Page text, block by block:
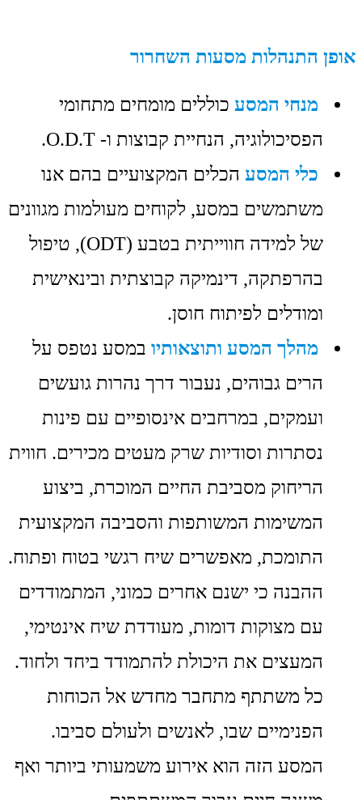
אופן התנהלות מסעות השחרור
מנחי המסע כוללים מומחים מתחומי
הפסיכולוגיה, הנחיית קבוצות ו- O.D.T.
כלי המסע הכלים המקצועיים בהם אנו
משתמשים במסע, לקוחים מעולמות מגוונים
של למידה חווייתית בטבע (ODT), טיפול
בהרפתקה, דינמיקה קבוצתית ובינאישית
ומודלים לפיתוח חוסן.
מהלך המסע ותוצאותיו במסע נטפס על
הרים גבוהים, נעבור דרך נהרות גועשים
ועמקים, במרחבים אינסופיים עם פינות
נסתרות וסודיות שרק מעטים מכירים. חווית
הריחוק מסביבת החיים המוכרת, ביצוע
המשימות המשותפות והסביבה המקצועית
התומכת, מאפשרים שיח רגשי בטוח ופתוח.
ההבנה כי ישנם אחרים כמוני, המתמודדים
עם מצוקות דומות, מעודדת שיח אינטימי,
המעצים את היכולת להתמודד ביחד ולחוד.
כל משתתף מתחבר מחדש אל הכוחות
הפנימיים שבו, לאנשים ולעולם סביבו.
המסע הזה הוא אירוע משמעותי ביותר ואף